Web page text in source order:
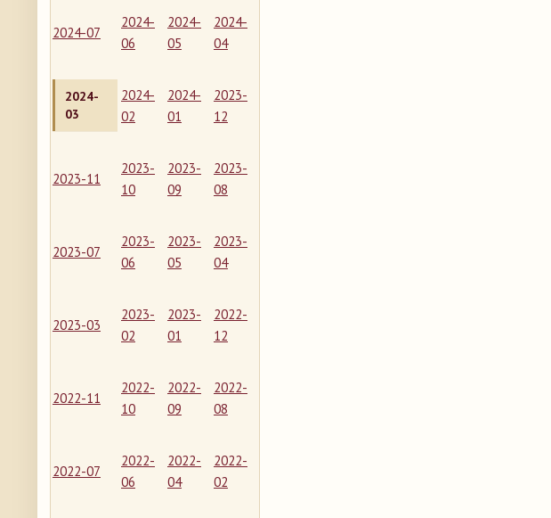
2024-07
2024-
06
2024-
05
2024-
04
2024-
03
2024-
02
2024-
01
2023-
12
2023-11
2023-
10
2023-
09
2023-
08
2023-07
2023-
06
2023-
05
2023-
04
2023-03
2023-
02
2023-
01
2022-
12
2022-11
2022-
10
2022-
09
2022-
08
2022-07
2022-
06
2022-
04
2022-
02